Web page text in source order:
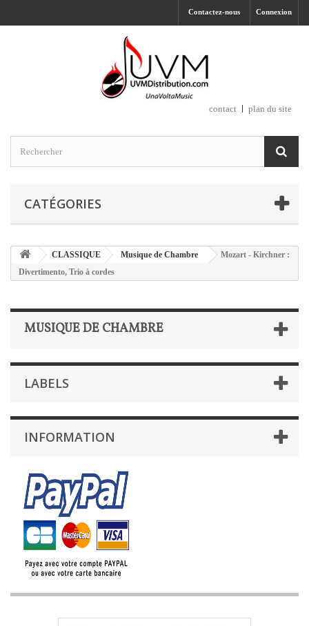
Connexion
Contactez-nous
contact plan du site
CATÉGORIES
CLASSIQUE Musique de Chambre
Mozart - Kirchner :
Divertimento, Trio à cordes
MUSIQUE DE CHAMBRE
LABELS
INFORMATION